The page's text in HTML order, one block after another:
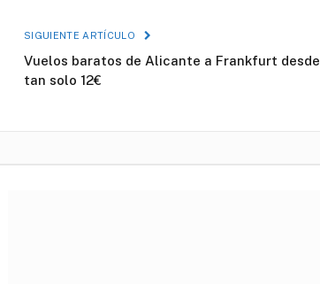
SIGUIENTE ARTÍCULO
Vuelos baratos de Alicante a Frankfurt desde
tan solo 12€